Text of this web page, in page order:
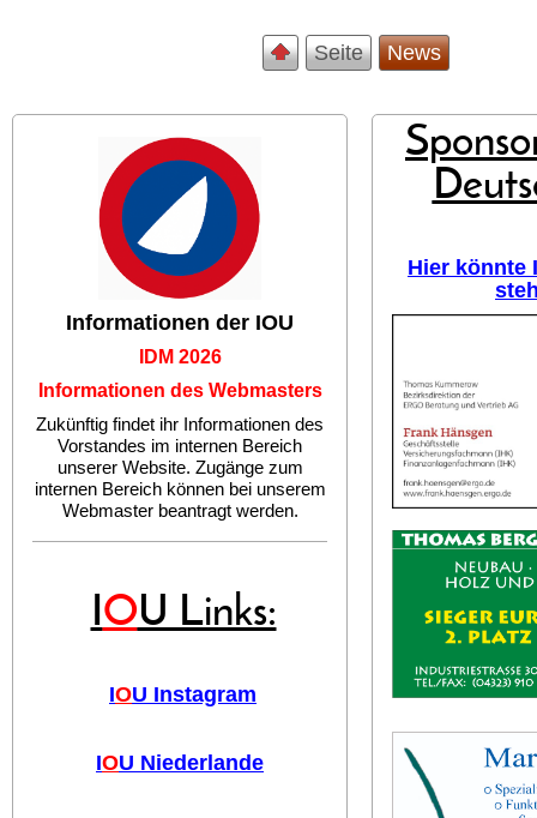
Seite News
Informationen der IOU
IDM 2026
Informationen des Webmasters
Zukünftig findet ihr Informationen des
Vorstandes im internen Bereich
unserer Website. Zugänge zum
internen Bereich können bei unserem
Webmaster beantragt werden.
IOU Links:
IOU Instagram
IOU Niederlande
Hier könnte